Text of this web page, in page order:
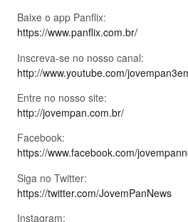
Baixe o app Panflix:
https://www.panflix.com.br/
Inscreva-se no nosso canal:
http://www.youtube.com/
Entre no nosso site:
http://jovempan.com.br/
Facebook:
https://www.facebook.com/
Siga no Twitter:
https://twitter.com/JovemPanNews
Instagram: